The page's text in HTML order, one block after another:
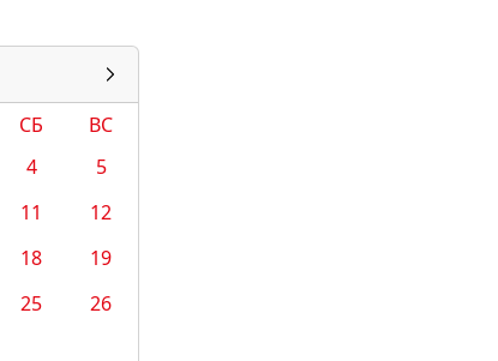
СБ
ВС
4
5
11
12
18
19
25
26